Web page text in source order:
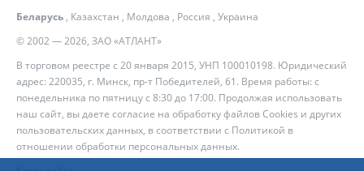
© 2002 — 2026, ЗАО «АТЛАНТ»
В торговом реестре с 20 января 2015, УНП 100010198. Юридический
адрес: 220035, г. Минск, пр-т Победителей, 61. Время работы: с
понедельника по пятницу с 8:30 до 17:00. Продолжая использовать
наш сайт, вы даете согласие на обработку файлов Cookies и других
пользовательских данных, в соответствии с Политикой в
отношении обработки персональных данных.
Беларусь , Казахстан , Молдова , Россия , Украина